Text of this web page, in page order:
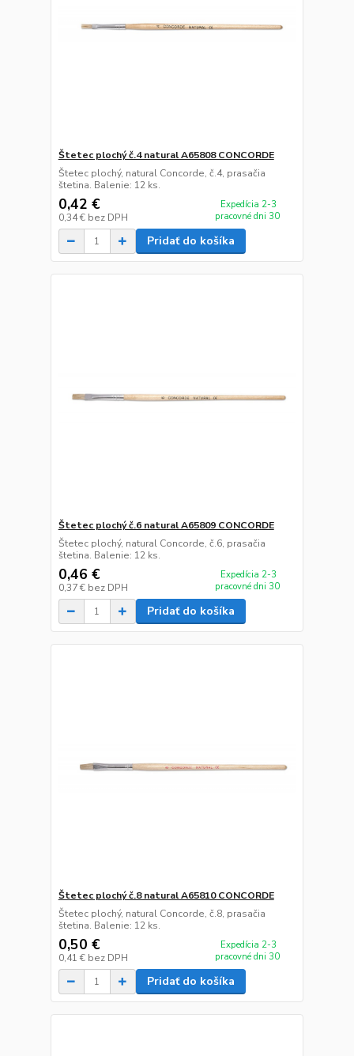
Štetec plochý č.4 natural A65808 CONCORDE
Štetec plochý, natural Concorde, č.4, prasačia
štetina. Balenie: 12 ks.
0,42 €
0,34 € bez DPH
Expedícia 2-3
pracovné dni 30
Pridať do košíka
Štetec plochý č.6 natural A65809 CONCORDE
Štetec plochý, natural Concorde, č.6, prasačia
štetina. Balenie: 12 ks.
0,46 €
0,37 € bez DPH
Expedícia 2-3
pracovné dni 30
Pridať do košíka
Štetec plochý č.8 natural A65810 CONCORDE
Štetec plochý, natural Concorde, č.8, prasačia
štetina. Balenie: 12 ks.
0,50 €
0,41 € bez DPH
Expedícia 2-3
pracovné dni 30
Pridať do košíka